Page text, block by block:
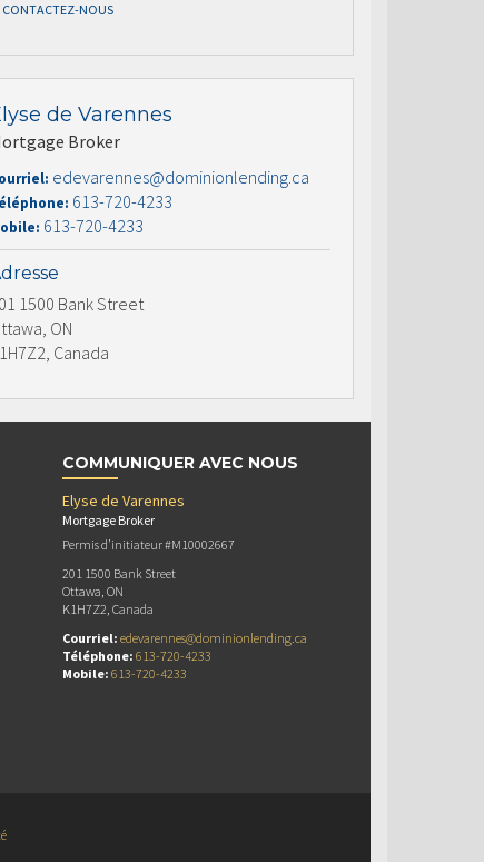
CONTACTEZ-NOUS
de Varennes
Broker
edevarennes@dominionlending.ca
613-720-4233
613-720-4233
1500 Bank Street
ON
Canada
COMMUNIQUER AVEC NOUS
Elyse de Varennes
Mortgage Broker
Permis d’initiateur #M10002667
201 1500 Bank Street
Ottawa, ON
K1H7Z2, Canada
Courriel: edevarennes@dominionlending.ca
Téléphone: 613-720-4233
Mobile: 613-720-4233